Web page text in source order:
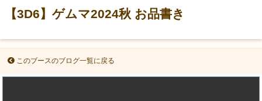
【3D6】ゲムマ2024秋 お品書き
このブースのブログ一覧に戻る